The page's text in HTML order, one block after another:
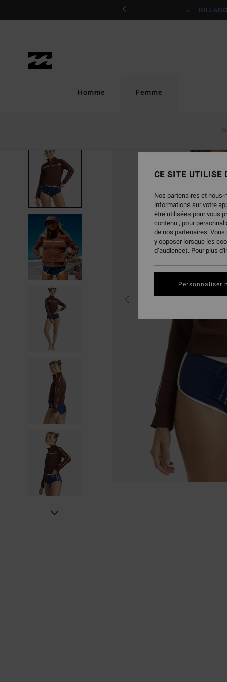
Homme Femme
CE SITE UTILISE
Nos partenaires et
informations sur votre
être utilisées pour vous
contenu ; pour
de nos partenaires.
y opposer lorsque les
d’audience). Pour plus
Personnaliser